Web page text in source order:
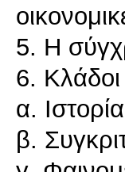
5. Η
6. Κλάδοι
α.
β.